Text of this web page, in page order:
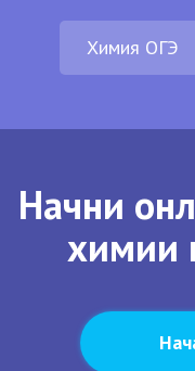
Химия ОГЭ
Начни
химии